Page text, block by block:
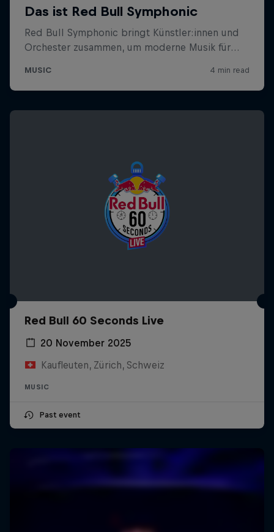
Red Bull 60 Seconds Live
20 November 2025
Kaufleuten, Zürich, Schweiz
MUSIC
Past event